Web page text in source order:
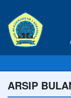
ARSIP